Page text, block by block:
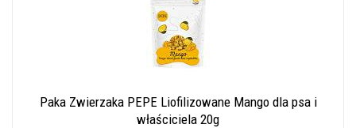
Paka Zwierzaka PEPE Liofilizowane Mango dla psa i
właściciela 20g